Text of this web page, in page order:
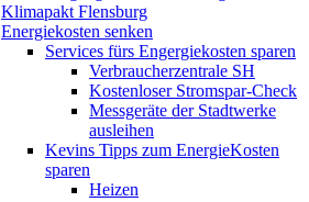
Klimapakt Flensburg
Energiekosten senken
Services fürs Engergiekosten sparen
Verbraucherzentrale SH
Kostenloser Stromspar-Check
Messgeräte der Stadtwerke
ausleihen
Kevins Tipps zum EnergieKosten
sparen
Heizen